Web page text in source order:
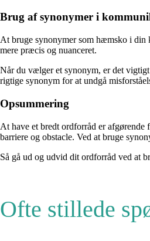
Brug af synonymer i
At bruge synonymer som hæmsko i din
mere præcis og nuanceret.
Når du vælger et synonym, er det
rigtige synonym for at undgå
Opsummering
At have et bredt ordforråd er
barriere og obstacle. Ved at bruge
Så gå ud og udvid dit ordforråd ved at
Ofte stillede